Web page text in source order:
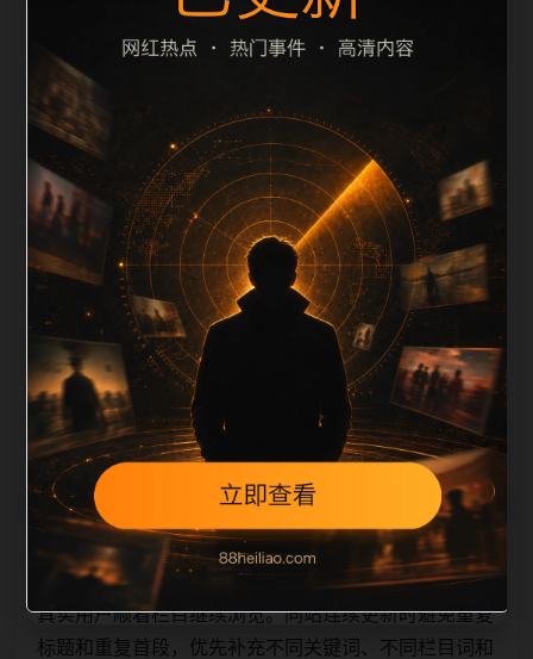
栏目内容归集
le 之间识别一致主题。后续每日采集时，建议继续执行
远程图片本地化、坏图默认图兜底、标题去重和
description 长度过滤。如果同一主题下有多个相近页
面，应通过不同角度补充事件背景、访问场景、相关问
题或专题入口，降低站群页面之间的重复感。页面底部
保留同类推荐、上一篇下一篇和 sitemap 入口，保证重
要页面点击深度尽量控制在三次以内。正文维护时可按
用户搜索路径补充三类信息：入口是否稳定、同栏目还
有哪些可继续阅读、移动端打开时图片和摘要是否一
致。每次新增内容后同步检查标题、description、
canonical、主题图、alt、title和推荐链接，确保页面既
能被搜索引擎理解，也能让
相关问题与推荐
真实用户顺着栏目继续浏览。同站连续更新时避免重复
标题和重复首段，优先补充不同关键词、不同栏目词和